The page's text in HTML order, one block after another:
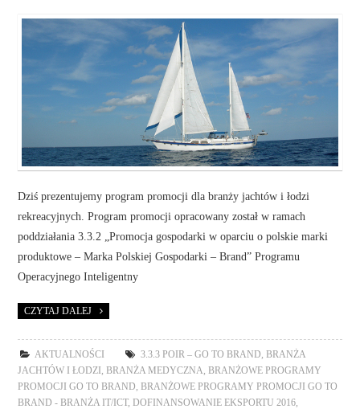
Dziś prezentujemy program promocji dla branży jachtów i łodzi
rekreacyjnych. Program promocji opracowany został w ramach
poddziałania 3.3.2 „Promocja gospodarki w oparciu o polskie marki
produktowe – Marka Polskiej Gospodarki – Brand” Programu
Operacyjnego Inteligentny
CZYTAJ DALEJ
AKTUALNOŚCI 3.3.3 POIR – GO TO BRAND,BRANŻA
JACHTÓW I ŁODZI ,BRANŻA MEDYCZNA,BRANŻOWE PROGRAMY
PROMOCJI GO TO BRAND,BRANŻOWE PROGRAMY PROMOCJI GO TO
BRAND - BRANŻA IT/ICT,DOFINANSOWANIE EKSPORTU 2016,